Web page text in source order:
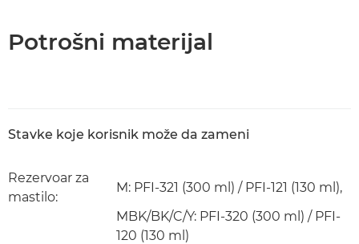
Potrošni materijal
Stavke koje korisnik može da zameni
Rezervoar za
mastilo:
M: PFI-321 (300 ml) / PFI-121 (130 ml),
MBK/BK/C/Y: PFI-320 (300 ml) / PFI-
120 (130 ml)